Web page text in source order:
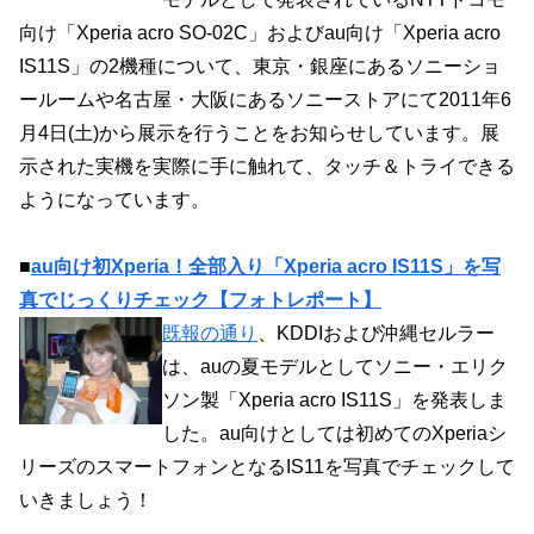
向け「Xperia acro SO-02C」およびau向け「Xperia acro
IS11S」の2機種について、東京・銀座にあるソニーショ
ールームや名古屋・大阪にあるソニーストアにて2011年6
月4日(土)から展示を行うことをお知らせしています。展
示された実機を実際に手に触れて、タッチ＆トライできる
ようになっています。
■au向け初Xperia！全部入り「Xperia acro IS11S」を写
真でじっくりチェック【フォトレポート】
既報の通り
、KDDIおよび沖縄セルラー
は、auの夏モデルとしてソニー・エリク
ソン製「Xperia acro IS11S」を発表しま
した。au向けとしては初めてのXperiaシ
リーズのスマートフォンとなるIS11を写真でチェックして
いきましょう！